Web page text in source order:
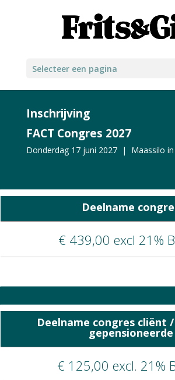
Selecteer een pagina
Inschrijving
FACT Congres 2027
Donderdag 17 juni 2027 | Maassilo
Deelname
€ 439,00 excl 21%
Deelname congres cliënt
gepensioneerde
€ 125,00 excl. 21%